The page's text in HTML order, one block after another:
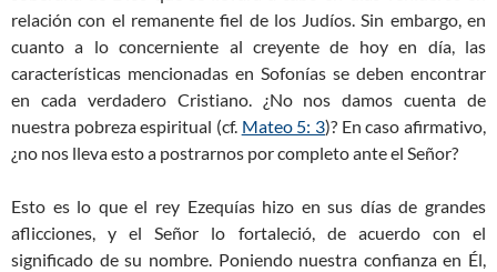
relación con el remanente fiel de los Judíos. Sin embargo, en
cuanto a lo concerniente al creyente de hoy en día, las
características mencionadas en Sofonías se deben encontrar
en cada verdadero Cristiano. ¿No nos damos cuenta de
nuestra pobreza espiritual (cf. Mateo 5: 3)? En caso afirmativo,
¿no nos lleva esto a postrarnos por completo ante el Señor?
Esto es lo que el rey Ezequías hizo en sus días de grandes
aflicciones, y el Señor lo fortaleció, de acuerdo con el
significado de su nombre. Poniendo nuestra confianza en Él,